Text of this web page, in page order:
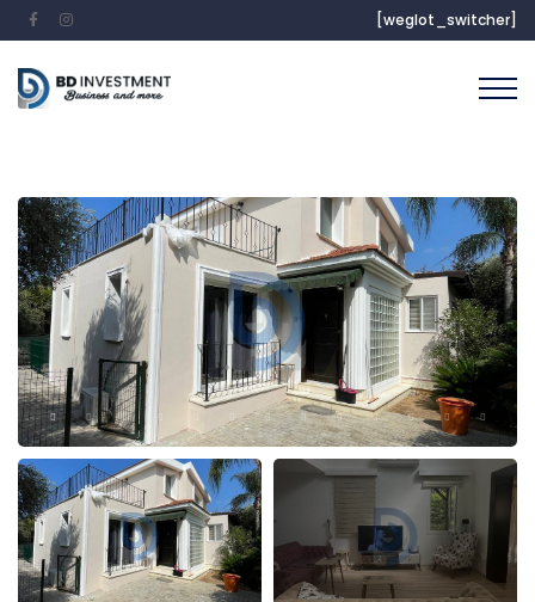
[weglot_switcher]